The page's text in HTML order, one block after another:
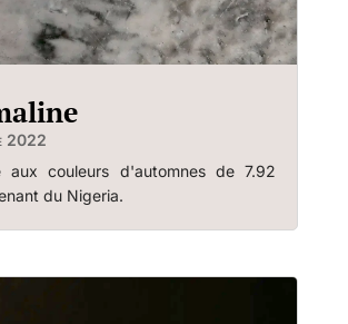
2022
aux couleurs d'automnes de 7.92
du Nigeria.